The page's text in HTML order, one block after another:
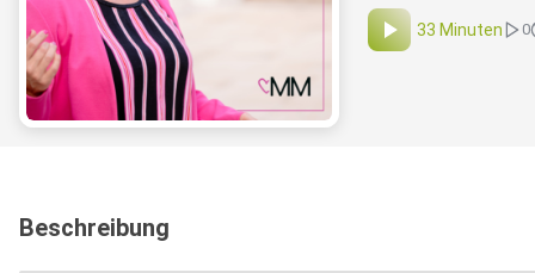
33 Minuten 0
Beschreibung